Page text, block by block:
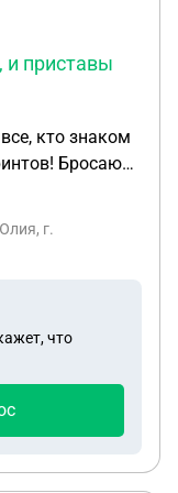
и приставы
кто знаком
Бросаю
медитацию,
абсурдной
себе:
планы. А
г.
что